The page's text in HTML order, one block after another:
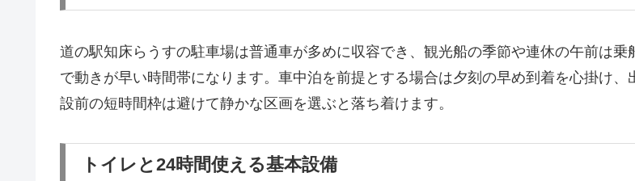
道の駅知床らうすの駐車場は普通車が多めに収容でき、観光船の季節や連休の午前は乗
で動きが早い時間帯になります。車中泊を前提とする場合は夕刻の早め到着を心掛け、
設前の短時間枠は避けて静かな区画を選ぶと落ち着けます。
トイレと24時間使える基本設備